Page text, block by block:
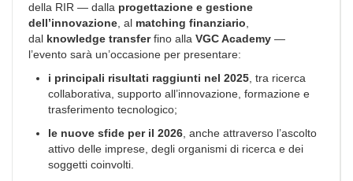
della RIR — dalla progettazione e gestione
dell’innovazione , al matching finanziario
dal knowledge transferfino alla VGC Academy —
l’evento sarà un’occasione per presentare:
i principali risultati raggiunti nel 2025 , tra ricerca
collaborativa, supporto all’innovazione, formazione e
trasferimento tecnologico;
le nuove sfide per il 2026 , anche attraverso l’ascolto
attivo delle imprese, degli organismi di ricerca e dei
soggetti coinvolti.